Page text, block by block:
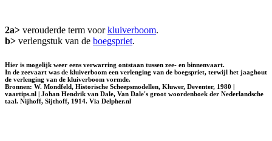
2a> verouderde term voorkluiverboom.
b> verlengstuk van de boegspriet.
Hier is mogelijk weer eens verwarring ontstaan tussen zee- en binnenvaart.
In de zeevaart was de kluiverboom een verlenging van de boegspriet, terwijl het jaaghout
de verlenging van de kluiverboom vormde.
Bronnen: W. Mondfeld, Historische Scheepsmodellen, Kluwer, Deventer, 1980 |
vaartips.nl | Johan Hendrik van Dale, Van Dale's groot woordenboek der Nederlandsche
taal. Nijhoff, Sijthoff, 1914. Via Delpher.nl